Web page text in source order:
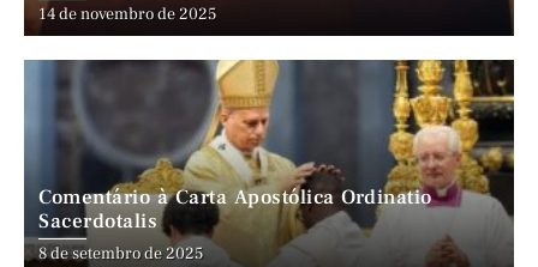
14 de novembro de 2025
Comentário à Carta Apostólica Ordinatio
Sacerdotalis
8 de setembro de 2025